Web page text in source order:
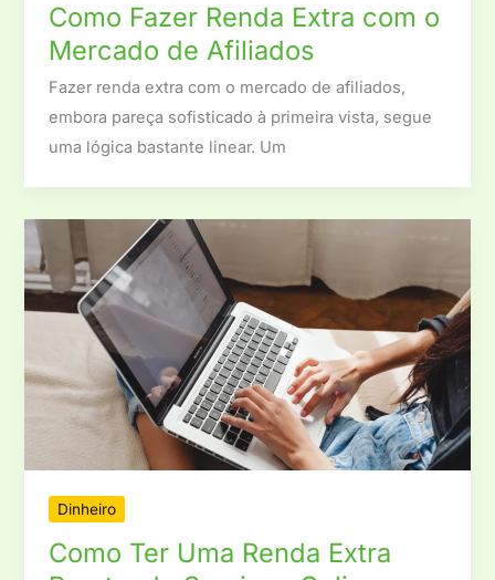
Como Fazer Renda Extra com o
Mercado de Afiliados
Fazer renda extra com o mercado de afiliados,
embora pareça sofisticado à primeira vista, segue
uma lógica bastante linear. Um
Dinheiro
Como Ter Uma Renda Extra